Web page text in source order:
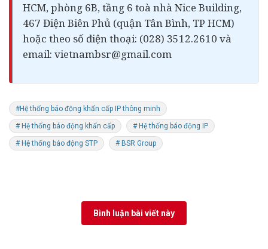
HCM, phòng 6B, tầng 6 toà nhà Nice Building,
467 Điện Biên Phủ (quận Tân Bình, TP HCM)
hoặc theo số điện thoại: (028) 3512.2610 và
email: vietnambsr@gmail.com
#Hệ thống báo động khẩn cấp IP thông minh
# Hệ thống báo động khẩn cấp # Hệ thống báo động IP
# Hệ thống báo động STP # BSR Group
Bình luận bài viết này